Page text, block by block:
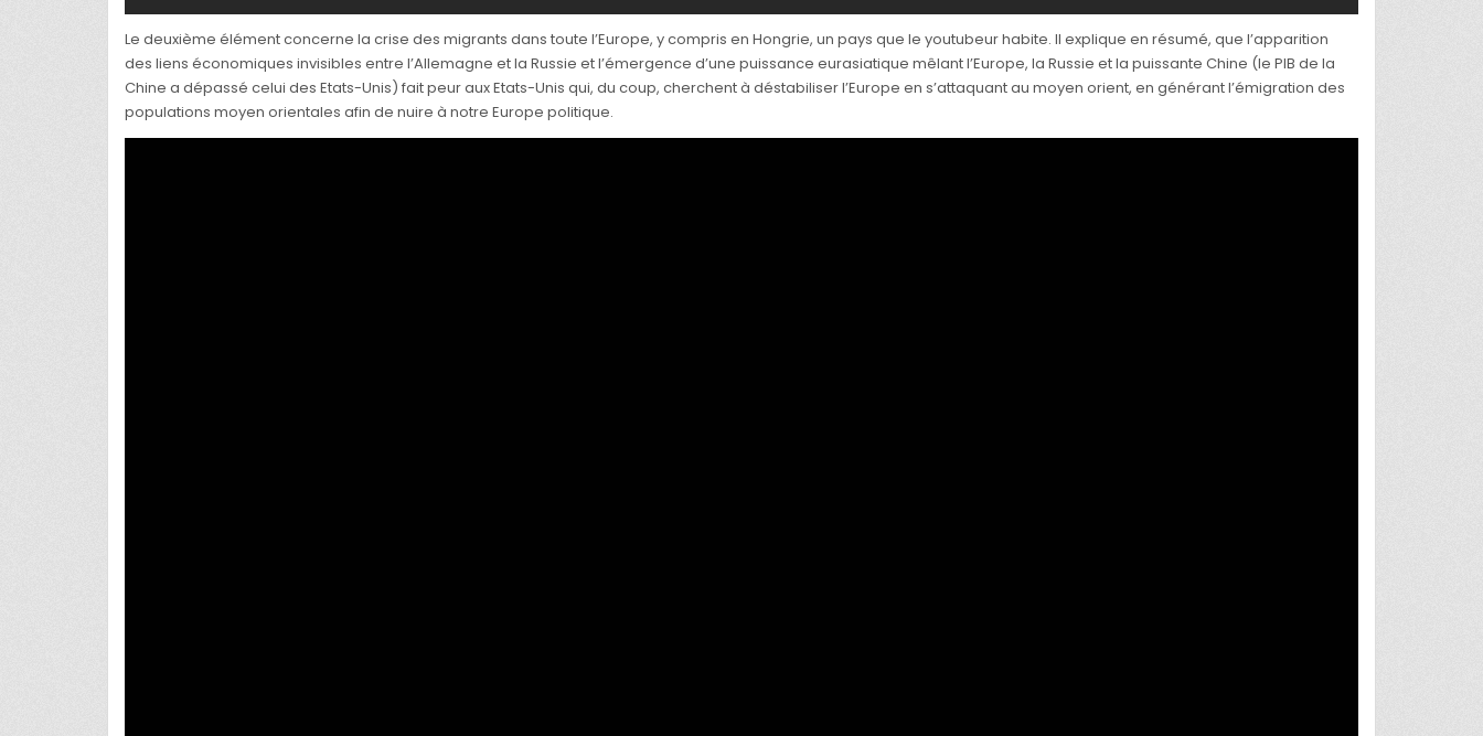
Le deuxième élément concerne la crise des migrants dans toute l’Europe, y compris en Hongrie, un pays que le youtubeur habite. Il explique en résumé, que l’apparition
des liens économiques invisibles entre l’Allemagne et la Russie et l’émergence d’une puissance eurasiatique mêlant l’Europe, la Russie et la puissante Chine (le PIB de la
Chine a dépassé celui des Etats-Unis) fait peur aux Etats-Unis qui, du coup, cherchent à déstabiliser l’Europe en s’attaquant au moyen orient, en générant l’émigration des
populations moyen orientales afin de nuire à notre Europe politique.